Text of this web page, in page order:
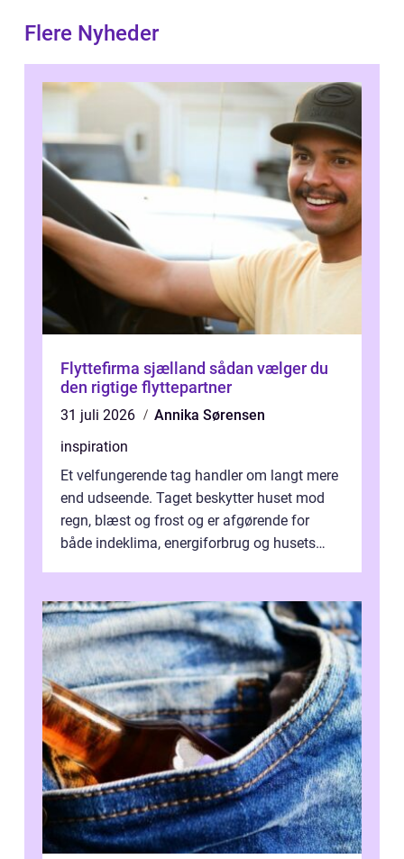
Flere Nyheder
Flyttefirma sjælland sådan vælger du
den rigtige flyttepartner
31 juli 2026
Annika Sørensen
inspiration
Et velfungerende tag handler om langt mere
end udseende. Taget beskytter huset mod
regn, blæst og frost og er afgørende for
både indeklima, energiforbrug og husets